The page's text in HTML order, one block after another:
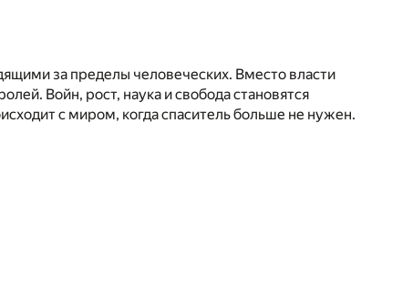
за пределы человеческих. Вместо власти
Войн, рост, наука и свобода становятся
с миром, когда спаситель больше не нужен.